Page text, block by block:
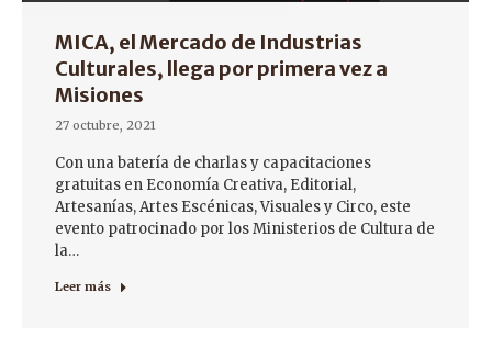
MICA, el Mercado de Industrias
Culturales, llega por primera vez a
Misiones
27 octubre, 2021
Con una batería de charlas y capacitaciones
gratuitas en Economía Creativa, Editorial,
Artesanías, Artes Escénicas, Visuales y Circo, este
evento patrocinado por los Ministerios de Cultura de
la…
Leer más